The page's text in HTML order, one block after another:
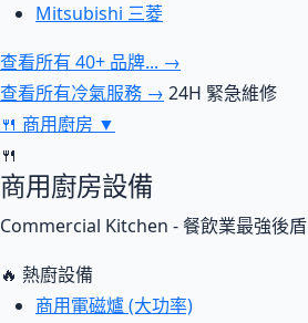
Mitsubishi 三菱
查看所有 40+ 品牌... →
查看所有冷氣服務 → 24H 緊急維修
🍴 商用廚房 ▼
🍴
商用廚房設備
Commercial Kitchen - 餐飲業最強後盾
🔥 熱廚設備
商用電磁爐 (大功率)